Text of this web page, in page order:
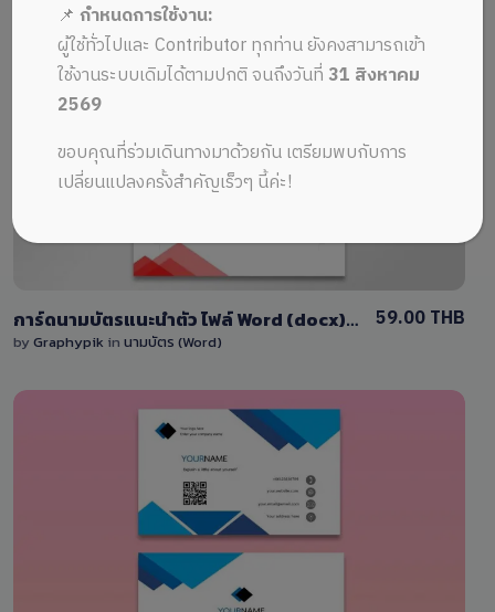
0 Sale
การ์ดนามบัตรแนะนำตัว ไฟล์ Word (docx) แก้ไขได้ โทนสีแดง
by Graphypik in นามบัตร (Word)
59.00 THB
View Details
8 Sales
📌กำหนดการใช้งาน:
ผู้ใช้ทั่วไปและ Contributor ทุกท่าน ยังคงสามารถเข้า
ใช้งานระบบเดิมได้ตามปกติ จนถึงวันที่ 31 สิงหาคม
2569
ขอบคุณที่ร่วมเดินทางมาด้วยกัน เตรียมพบกับการ
เปลี่ยนแปลงครั้งสำคัญเร็วๆ นี้ค่ะ!